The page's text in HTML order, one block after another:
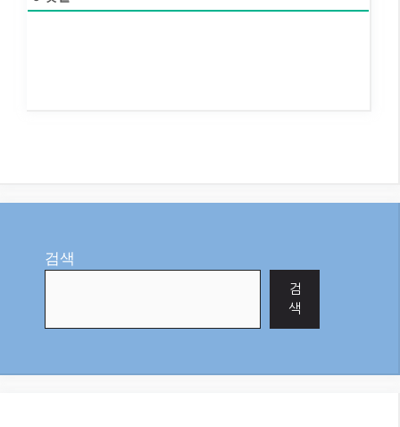
수익을 극대화하는 암호화폐 스캘핑
전략: 2026년 최신 가이드